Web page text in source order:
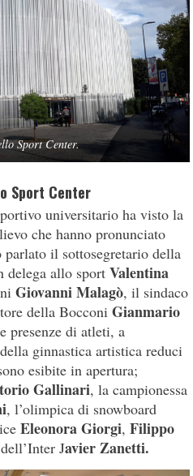
Sport Center.
Sport Center
universitario ha visto la
che hanno pronunciato
il sottosegretario della
delega allo sportValentina
Giovanni Malagò, il sindaco
della BocconiGianmario
presenze di atleti, a
ginnastica artistica reduci
esibite in apertura;
Gallinari, la campionessa
, l’olimpica di snowboard
Eleonora Giorgi,Filippo
Javier Zanetti.